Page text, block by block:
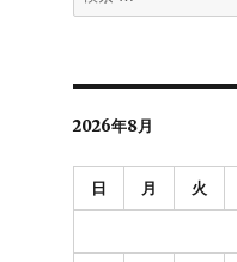
索
2026年8月
日 月 火